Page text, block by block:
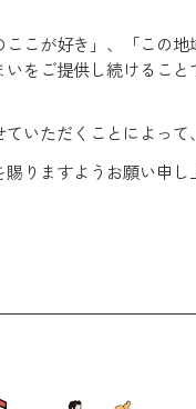
こが好き」、「この
をご提供し続けるこ
いただくことによっ
りますようお願い申し